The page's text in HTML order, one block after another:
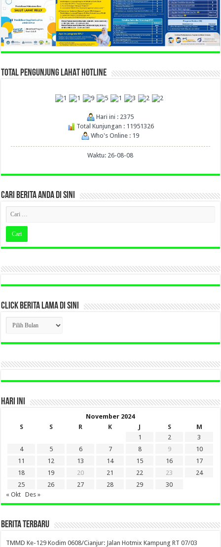
TOTAL PENGUNJUNG LAHAT HOTLINE
Hari ini : 2375
Total Kunjungan : 11951326
Who's Online : 19
Waktu: 26-08-08
CARI BERITA ANDA DI SINI
CLICK BERITA LAMA DI SINI
CLICK
BERITA
LAMA
DI
HARI INI
November 2024
S
S R K J S
M
1
2
3
4
5 6 7 8 9
10
11
12 13 14 15 16
17
18
19 20 21 22 23
24
25
26 27 28 29
30
« Okt
Des »
BERITA TERBARU
TMMD Ke-129 Kodim 0608/Cianjur: Jalan Hotmix Kampung RT 07/03